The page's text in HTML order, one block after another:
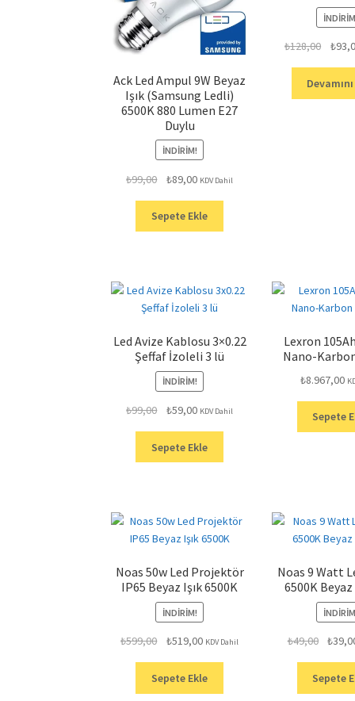
Ack Led Ampul 9W Beyaz
Işık (Samsung Ledli)
6500K 880 Lumen E27
Duylu
İNDIRIM!
₺99,00
Orijinal
₺99,00.
₺89,00Şu
fiyat:
₺89,00.
KDV Dahil
Sepete Ekle
₺128,00
Orijinal
₺
Led Avize Kablosu 3×0.22
Şeffaf İzoleli 3 lü
İNDIRIM!
₺99,00
Orijinal
₺99,00.
₺59,00Şu
fiyat:
₺59,00.
KDV Dahil
Sepete Ekle
Lexron
Nano-
₺8.967,00
Sepete
Noas 50w Led Projektör
IP65 Beyaz Işık 6500K
İNDIRIM!
₺599,00
Orijinal
₺599,00.
₺519,00Şu
fiyat:
₺519,00.
KDV Dahil
Sepete Ekle
Noas 9 Watt
6500K Beyaz
₺49,00
Orijinal
₺49,00.
₺
Sepete